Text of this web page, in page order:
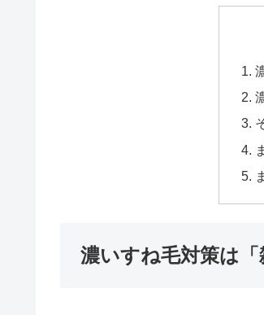
濃いすね毛対策は